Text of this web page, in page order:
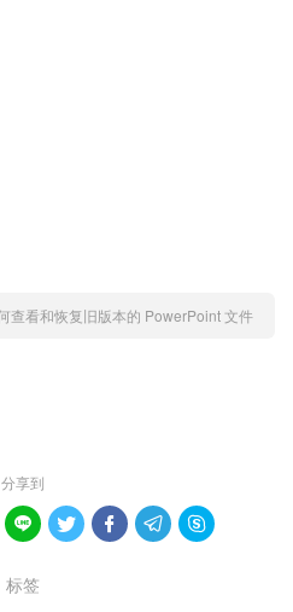
查看和恢复旧版本的 PowerPoint 文件
分享到
    
标签